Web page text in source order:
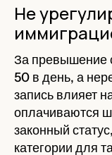
Не
За превышение
50 в день, а
запись влияет
оплачиваются
законный
категории для